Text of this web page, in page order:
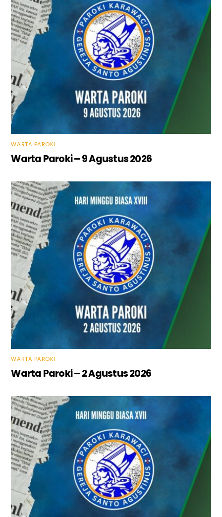
WARTA PAROKI
Warta Paroki – 9 Agustus 2026
WARTA PAROKI
Warta Paroki – 2 Agustus 2026